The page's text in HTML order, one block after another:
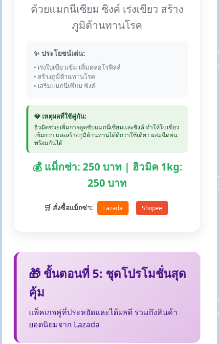
ด้วยแมกนีเซียม ซิงค์ เร่งเขียว สร้าง
ภูมิต้านทานโรค
✨ ประโยชน์เด่น:
• เร่งใบเขียวเข้ม เพิ่มคลอโรฟิลล์
• สร้างภูมิต้านทานโรค
• เสริมแมกนีเซียม ซิงค์
💎 เหตุผลที่ใช้คู่กัน:
ฮิวมิคช่วยเพิ่มการดูดซับแมกนีเซียมและซิงค์ ทำให้ใบเขียว
เข้มกว่า และสร้างภูมิต้านทานได้ดีกว่าใช้เดี่ยว ผสมฉีดพ่น
พร้อมกันได้
💰 แม็กซ่า: 250 บาท | ฮิวมิค 1kg:
250 บาท
🛒 สั่งซื้อแม็กซ่า: Lazada Shopee
🎁 ขั้นตอนที่ 5: ชุดโปรโมชั่นสุด
คุ้ม
แพ็คเกจคู่ที่ประหยัดและได้ผลดี รวมถึงสินค้า
ยอดนิยมจาก Lazada